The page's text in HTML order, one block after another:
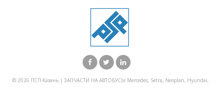
© 2026 ПСП-Казань | ЗАПЧАСТИ НА АВТОБУСЫ Mercedes, Setra, Neoplan, Hyundai,